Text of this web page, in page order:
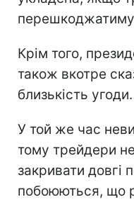
Крім того,
також вкотре
близькість угоди.
У той же час
тому трейдери
закривати довгі
побоюються, що